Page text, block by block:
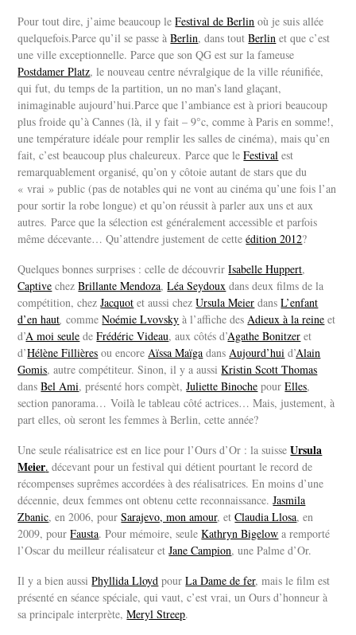
Pour tout dire, j’aime beaucoup leFestival de Berlin où je suis allée
quelquefois.Parce qu’il se passe àBerlin, dans toutBerlin et que c’est
une ville exceptionnelle. Parce que son QG est sur la fameuse
Postdamer Platz, le nouveau centre névralgique de la ville réunifiée,
qui fut, du temps de la partition, un no man’s land glaçant,
inimaginable aujourd’hui.Parce que l’ambiance est à priori beaucoup
plus froide qu’à Cannes (là, il y fait – 9°c, comme à Paris en somme!,
une température idéale pour remplir les salles de cinéma), mais qu’en
fait, c’est beaucoup plus chaleureux. Parce que leFestival est
remarquablement organisé, qu’on y côtoie autant de stars que du
« vrai » public (pas de notables qui ne vont au cinéma qu’une fois l’an
pour sortir la robe longue) et qu’on réussit à parler aux uns et aux
autres. Parce que la sélection est généralement accessible et parfois
même décevante… Qu’attendre justement de cetteédition 2012?
Quelques bonnes surprises : celle de découvrirIsabelle Huppert,
Captive chezBrillante Mendoza,Léa Seydoux dans deux films de la
compétition, chezJacquot et aussi chezUrsula Meier dansL’enfant
d’en haut,commeNoémie Lvovsky à l’affiche desAdieux à la reine et
d’A moi seule deFrédéric Videau, aux côtés d’Agathe Bonitzer et
d’Hélène Fillières ou encoreAïssa Maïga dansAujourd’hui d’Alain
Gomis, autre compétiteur. Sinon, il y a aussiKristin Scott Thomas
dansBel Ami, présenté hors compèt,Juliette Binoche pourElles,
section panorama… Voilà le tableau côté actrices… Mais, justement, à
part elles, où seront les femmes à Berlin, cette année?
Une seule réalisatrice est en lice pour l’Ours d’Or : la suisseUrsula
Meier. décevant pour un festival qui détient pourtant le record de
récompenses suprêmes accordées à des réalisatrices. En moins d’une
décennie, deux femmes ont obtenu cette reconnaissance.Jasmila
Zbanic, en 2006, pourSarajevo, mon amour, etClaudia Llosa, en
2009, pourFausta. Pour mémoire, seuleKathryn Bigelow a remporté
l’Oscar du meilleur réalisateur etJane Campion, une Palme d’Or.
Il y a bien aussiPhyllida Lloyd pourLa Dame de fer, mais le film est
présenté en séance spéciale, qui vaut, c’est vrai, un Ours d’honneur à
sa principale interprète,Meryl Streep.